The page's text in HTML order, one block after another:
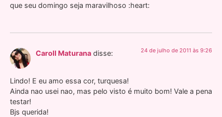
que seu domingo seja maravilhoso :heart:
Caroll Maturana disse: 24 de julho de 2011 às 9:26
Lindo! E eu amo essa cor, turquesa!
Ainda nao usei nao, mas pelo visto é muito bom! Vale a pena
testar!
Bjs querida!